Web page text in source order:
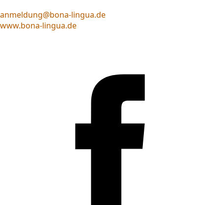
anmeldung@bona-lingua.de
www.bona-lingua.de